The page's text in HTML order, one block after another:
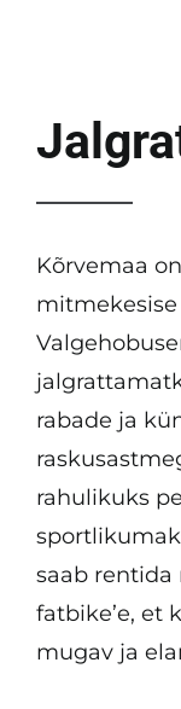
Kõrvemaa
rabade ja
rahulikuks
saab
fatbike’e, et
mugav ja